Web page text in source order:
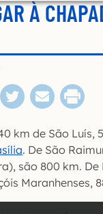
À
km de São Luís,
. De São
são 800 km. De
Maranhenses,